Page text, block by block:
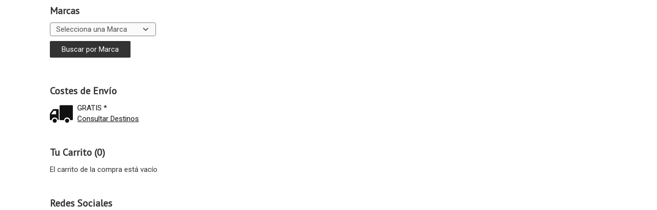
Marcas
Costes de Envío
GRATIS *
Consultar Destinos
Tu Carrito (0)
El carrito de la compra está vacío
Redes Sociales